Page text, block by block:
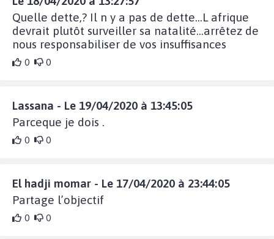
Quelle dette,? Il n y a pas de dette...L afrique
devrait plutôt surveiller sa natalité...arrêtez de
nous responsabiliser de vos insuffisances
0 0
Lassana - Le 19/04/2020 à 13:45:05
Parceque je dois .
0 0
El hadji momar - Le 17/04/2020 à 23:44:05
Partage l’objectif
0 0